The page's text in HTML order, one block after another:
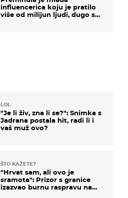
influencerica koju je pratilo
više od milijun ljudi, dugo se
LOL
"Je li živ, zna li se?": Snimka s
Jadrana postala hit, radi li i
vaš muž ovo?
ŠTO KAŽETE?
"Hrvat sam, ali ovo je
sramota": Prizor s granice
izazvao burnu raspravu na